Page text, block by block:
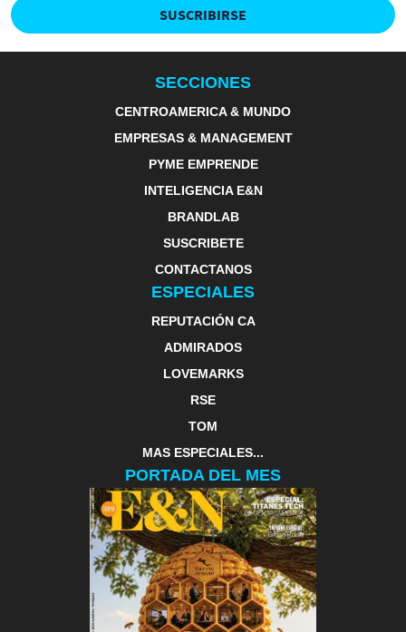
SUSCRIBIRSE
SECCIONES
CENTROAMERICA & MUNDO
EMPRESAS & MANAGEMENT
PYME EMPRENDE
INTELIGENCIA E&N
BRANDLAB
SUSCRIBETE
CONTACTANOS
ESPECIALES
REPUTACIÓN CA
ADMIRADOS
LOVEMARKS
RSE
TOM
MAS ESPECIALES...
PORTADA DEL MES